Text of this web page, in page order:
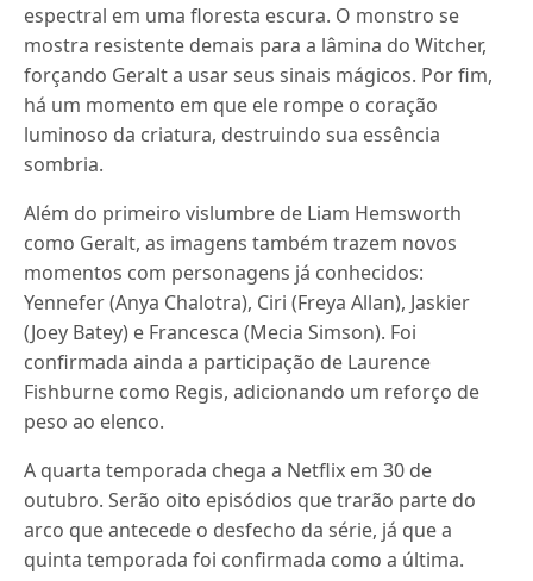
espectral em uma floresta escura. O monstro se
mostra resistente demais para a lâmina do Witcher,
forçando Geralt a usar seus sinais mágicos. Por fim,
há um momento em que ele rompe o coração
luminoso da criatura, destruindo sua essência
sombria.
Além do primeiro vislumbre de Liam Hemsworth
como Geralt, as imagens também trazem novos
momentos com personagens já conhecidos:
Yennefer (Anya Chalotra), Ciri (Freya Allan), Jaskier
(Joey Batey) e Francesca (Mecia Simson). Foi
confirmada ainda a participação de Laurence
Fishburne como Regis, adicionando um reforço de
peso ao elenco.
A quarta temporada chega a Netflix em 30 de
outubro. Serão oito episódios que trarão parte do
arco que antecede o desfecho da série, já que a
quinta temporada foi confirmada como a última.